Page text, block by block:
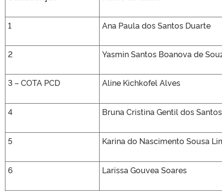
1 Ana Paula dos Santos Duarte
2 Yasmin Santos Boanova de
3 – COTA PCD Aline Kichkofel Alves
4 Bruna Cristina Gentil dos Santos
5 Karina do Nascimento Sousa
6 Larissa Gouvea Soares